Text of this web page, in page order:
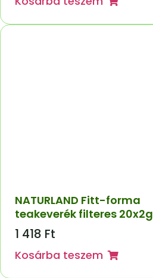
NATURLAND Fitt-forma
teakeverék filteres 20x2g
1 418 Ft
Kosárba teszem